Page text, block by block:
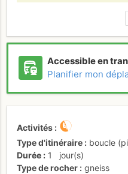
Accessible en
Planifier mon
Activités
Type d'itinéraire
boucle
Durée
1
jour(s)
Type de rocher
gneiss